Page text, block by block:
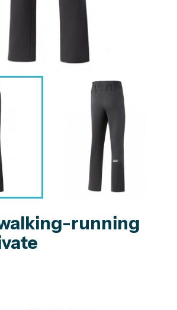
running